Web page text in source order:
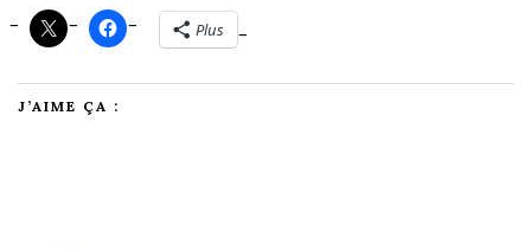
Plus
J’AIME ÇA :